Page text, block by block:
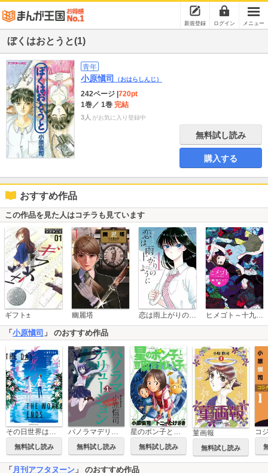
新規登録 ログイン メニュー
ぼくはおとうと(1)
青年
小原愼司 （おはらしんじ）
242ページ 720pt
1巻／ 1巻 完結
3人 がお気に入り登録中
無料試し読み
購入する
おすすめ作品
この作品を見た人はコチラも見ています
ギフト± 幽麗塔 恋は雨上がりのように ヒメゴト～十九歳の制服～
「 小原愼司 」 のおすすめ作品
その日世界は終わる【電子オリジナル特典付き】
無料試し読み
パノラマデリュージョン
無料試し読み
星のポン子と豆腐屋れい子
無料試し読み
菫画報
無料試し読み
「 月刊アフタヌーン 」 のおすすめ作品